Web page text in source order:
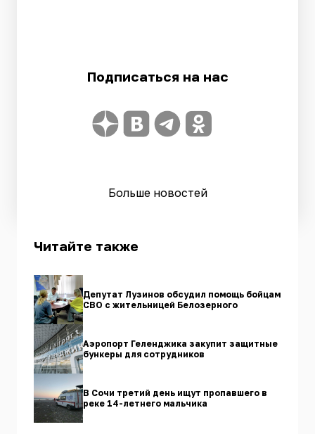
Подписаться на нас
Больше новостей
Читайте также
Депутат Лузинов обсудил помощь бойцам
СВО с жительницей Белозерного
Аэропорт Геленджика закупит защитные
бункеры для сотрудников
В Сочи третий день ищут пропавшего в
реке 14-летнего мальчика